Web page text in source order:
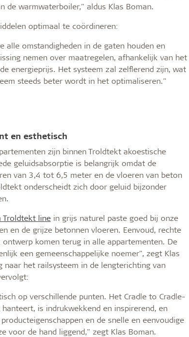
de warmwaterboiler," aldus Klas Boman.
optimaal te coördineren:
alle omstandigheden in de gaten houden en
nemen over maatregelen, afhankelijk van het
energieprijs. Het systeem zal zelflerend zijn, wat
steeds beter wordt in het optimaliseren."
en esthetisch
zijn binnen Troldtekt akoestische
geluidsabsorptie is belangrijk omdat de
van 3,4 tot 6,5 meter en de vloeren van beton
onderscheidt zich door geluid bijzonder
Troldtekt linein grijs naturel paste goed bij onze
en de grijze betonnen vloeren. Eenvoud, rechte
ontwerp komen terug in alle appartementen. De
een gemeenschappelijke noemer", zegt Klas
naar het railsysteem in de lengterichting van
op verschillende punten. Het Cradle to Cradle-
is indrukwekkend en inspirerend, en
en de snelle en eenvoudige
voor de hand liggend," zegt Klas Boman.